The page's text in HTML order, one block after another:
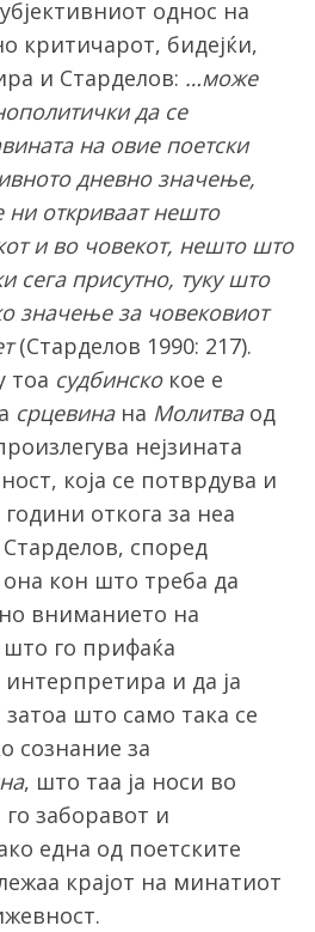
однос на
критичарот, бидејќи,
и Старделов: …може
да се
на овие поетски
дневно значење,
ни откриваат нешто
и во човекот, нешто што
сега присутно, туку што
значење за човековиот
(Старделов 1990: 217).
тоа судбинскокое е
срцевинана Молитваод
нејзината
која се потврдува и
откога за неа
според
кон што треба да
вниманието на
го прифаќа
и да ја
што само така се
сознание за
, што таа ја носи во
заборавот и
една од поетските
крајот на минатиот